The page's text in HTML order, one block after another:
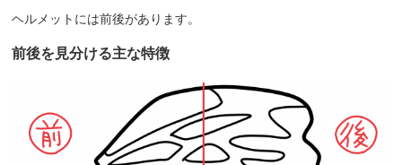
ヘルメットには前後があります。
前後を見分ける主な特徴